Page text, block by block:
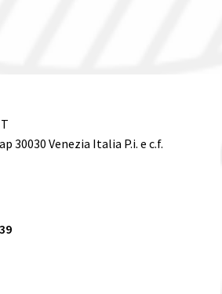
30030 Venezia Italia P.i. e c.f.